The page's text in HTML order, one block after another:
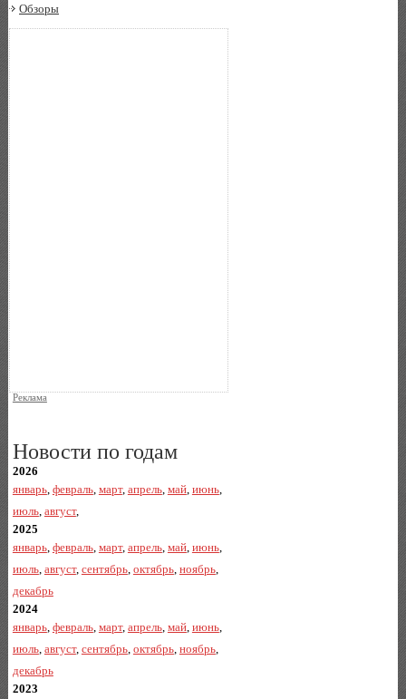
Обзоры
Реклама
Новости по годам
2026
январь, февраль, март, апрель, май, июнь,
июль, август,
2025
январь, февраль, март, апрель, май, июнь,
июль, август, сентябрь, октябрь, ноябрь,
декабрь
2024
январь, февраль, март, апрель, май, июнь,
июль, август, сентябрь, октябрь, ноябрь,
декабрь
2023